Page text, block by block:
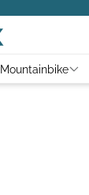
Mountainbike